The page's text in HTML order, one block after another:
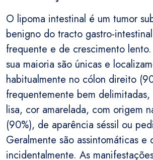
O lipoma intestinal é um tumor
benigno do tracto gastro-
frequente e de crescimento
sua maioria são únicas e
habitualmente no cólon direito
frequentemente bem
lisa, cor amarelada, com origem
(90%), de aparência séssil ou
Geralmente são assintomáticas e
incidentalmente. As